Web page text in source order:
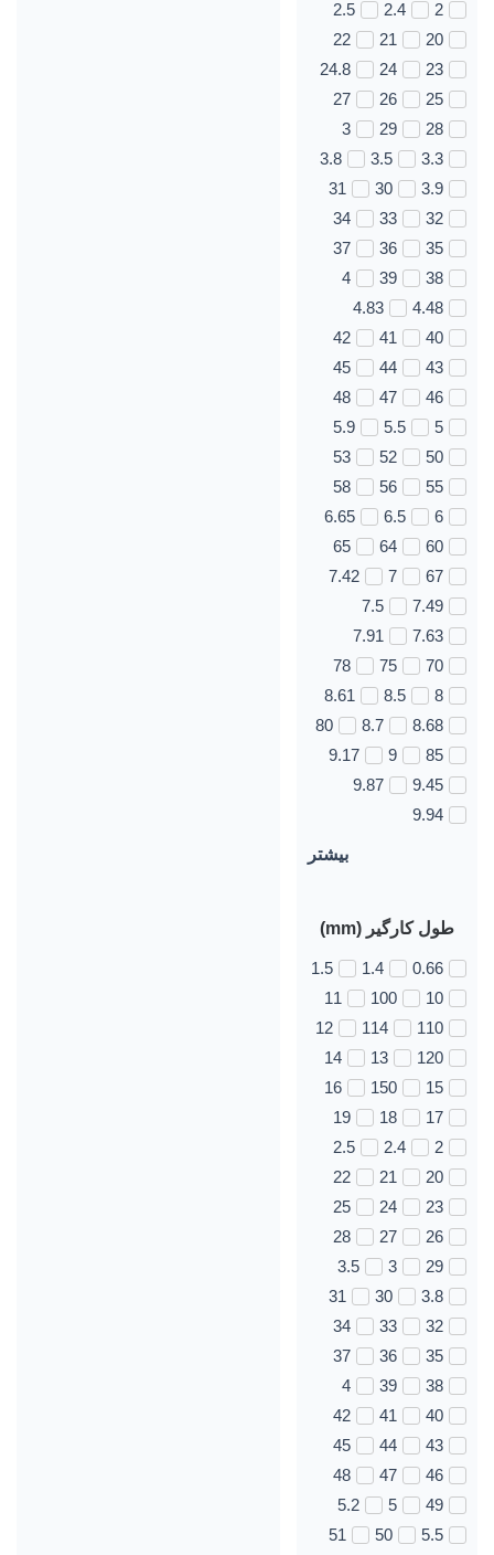
2
2.4
2.5
20
21
22
23
24
24.8
25
26
27
28
29
3
3.3
3.5
3.8
3.9
30
31
32
33
34
35
36
37
38
39
4
4.48
4.83
40
41
42
43
44
45
46
47
48
5
5.5
5.9
50
52
53
55
56
58
6
6.5
6.65
60
64
65
67
7
7.42
7.49
7.5
7.63
7.91
70
75
78
8
8.5
8.61
8.68
8.7
80
85
9
9.17
9.45
9.87
9.94
بیشتر
طول کارگیر (mm)
0.66
1.4
1.5
10
100
11
110
114
12
120
13
14
15
150
16
17
18
19
2
2.4
2.5
20
21
22
23
24
25
26
27
28
29
3
3.5
3.8
30
31
32
33
34
35
36
37
38
39
4
40
41
42
43
44
45
46
47
48
49
5
5.2
5.5
50
51